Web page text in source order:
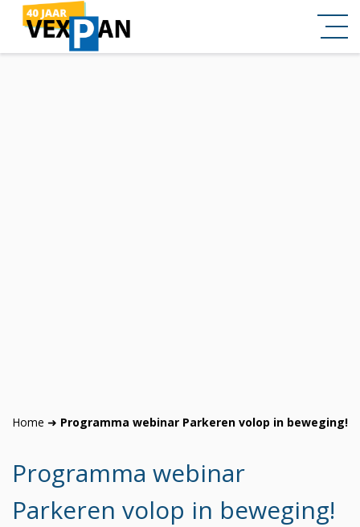
Home ➜ Programma webinar Parkeren volop in beweging!
Programma webinar
Parkeren volop in beweging!